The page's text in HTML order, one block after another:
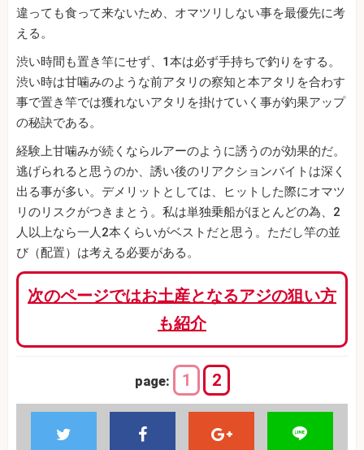
違っても食って来ないため、オマツリしない事を最優先に考
える。
渋い時間も置き竿にせず、1本は必ず手持ちで釣りをする。
渋い時は甘噛みのような前アタリの察知と本アタリを合わす
事で置き竿では獲れないアタリを掛けていく事が釣果アップ
の秘訣である。
経験上甘噛みが続くならルアーのように誘うのが効果的だ。
逃げられると思うのか、誘い後のリアクションバイトは深く
出る事が多い。デメリットとしては、ヒットした際にオマツ
リのリスクがつきまとう。私は単独乗船がほとんどの為、2
人以上なら一人2本くらいがベストだと思う。ただし竿の並
び（配置）は考える必要がある。
次のページではお土産となるアジの狙い方
も紹介
page: 1 2